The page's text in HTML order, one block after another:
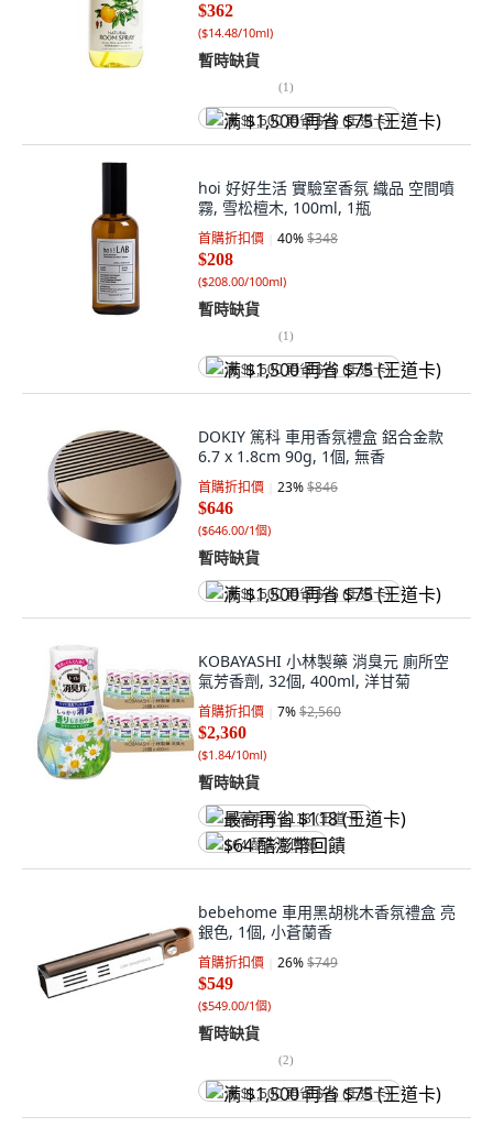
$362
($14.48/10ml)
暫時缺貨
(1)
满 $1,500 再省 $75 (王道卡)
hoi 好好生活 實驗室香氛 織品 空間噴
霧, 雪松檀木, 100ml, 1瓶
首購折扣價 40%$348
$208
($208.00/100ml)
暫時缺貨
(1)
满 $1,500 再省 $75 (王道卡)
DOKIY 篤科 車用香氛禮盒 鋁合金款
6.7 x 1.8cm 90g, 1個, 無香
首購折扣價 23%$846
$646
($646.00/1個)
暫時缺貨
满 $1,500 再省 $75 (王道卡)
KOBAYASHI 小林製藥 消臭元 廁所空
氣芳香劑, 32個, 400ml, 洋甘菊
首購折扣價 7%$2,560
$2,360
($1.84/10ml)
暫時缺貨
最高再省 $118 (王道卡)
$64 酷澎幣回饋
bebehome 車用黑胡桃木香氛禮盒 亮
銀色, 1個, 小蒼蘭香
首購折扣價 26%$749
$549
($549.00/1個)
暫時缺貨
(2)
满 $1,500 再省 $75 (王道卡)